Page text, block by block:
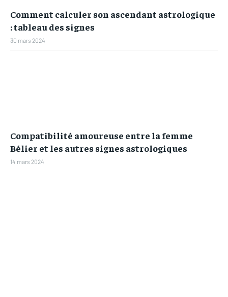
Comment calculer son ascendant astrologique
: tableau des signes
30 mars 2024
Compatibilité amoureuse entre la femme
Bélier et les autres signes astrologiques
14 mars 2024